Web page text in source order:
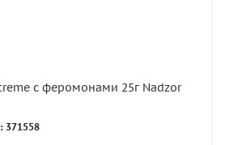
с феромонами 25г Nadzor
371558